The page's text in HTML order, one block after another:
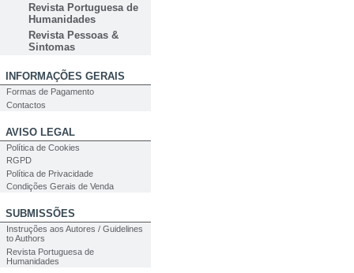
Revista Portuguesa de
Humanidades
Revista Pessoas &
Sintomas
INFORMAÇÕES GERAIS
Formas de Pagamento
Contactos
AVISO LEGAL
Política de Cookies
RGPD
Política de Privacidade
Condições Gerais de Venda
SUBMISSÕES
Instruções aos Autores / Guidelines
to Authors
Revista Portuguesa de
Humanidades